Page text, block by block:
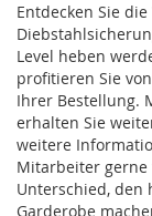
Entdecken Sie
Level heben
profitieren Sie
Ihrer Bestellung.
erhalten Sie
weitere
Mitarbeiter gerne
Unterschied, den
Garderobe